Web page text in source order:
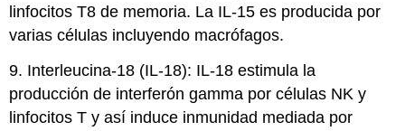
linfocitos T8 de memoria. La IL-15 es producida por
varias células incluyendo macrófagos.
9. Interleucina-18 (IL-18): IL-18 estimula la
producción de interferón gamma por células NK y
linfocitos T y así induce inmunidad mediada por